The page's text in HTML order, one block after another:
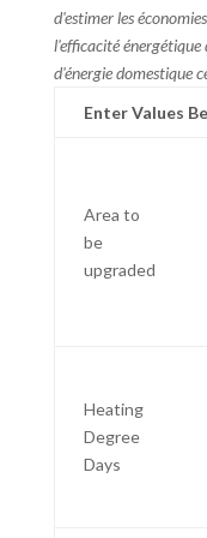
d'estimer les
l'efficacité énergétique
d'énergie domestique
Enter Values
Area to
be
upgraded
Heating
Degree
Days